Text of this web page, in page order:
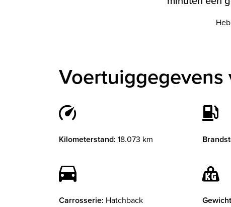
Voertuiggegevens
Kilometerstand: 18.073 km
Carrosserie: Hatchback